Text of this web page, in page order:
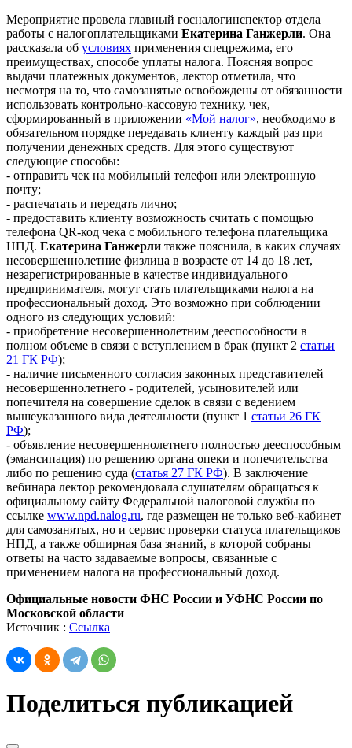
Мероприятие провела главный госналогинспектор отдела
работы с налогоплательщиками Екатерина Ганжерли. Она
рассказала об условиях применения спецрежима, его
преимуществах, способе уплаты налога. Поясняя вопрос
выдачи платежных документов, лектор отметила, что
несмотря на то, что самозанятые освобождены от обязанности
использовать контрольно-кассовую технику, чек,
сформированный в приложении «Мой налог», необходимо в
обязательном порядке передавать клиенту каждый раз при
получении денежных средств. Для этого существуют
следующие способы:
- отправить чек на мобильный телефон или электронную
почту;
- распечатать и передать лично;
- предоставить клиенту возможность считать с помощью
телефона QR-код чека с мобильного телефона плательщика
НПД. Екатерина Ганжерли также пояснила, в каких случаях
несовершеннолетние физлица в возрасте от 14 до 18 лет,
незарегистрированные в качестве индивидуального
предпринимателя, могут стать плательщиками налога на
профессиональный доход. Это возможно при соблюдении
одного из следующих условий:
- приобретение несовершеннолетним дееспособности в
полном объеме в связи с вступлением в брак (пункт 2 статьи
21 ГК РФ);
- наличие письменного согласия законных представителей
несовершеннолетнего - родителей, усыновителей или
попечителя на совершение сделок в связи с ведением
вышеуказанного вида деятельности (пункт 1 статьи 26 ГК
РФ);
- объявление несовершеннолетнего полностью дееспособным
(эмансипация) по решению органа опеки и попечительства
либо по решению суда (статья 27 ГК РФ). В заключение
вебинара лектор рекомендовала слушателям обращаться к
официальному сайту Федеральной налоговой службы по
ссылке www.npd.nalog.ru, где размещен не только веб-кабинет
для самозанятых, но и сервис проверки статуса плательщиков
НПД, а также обширная база знаний, в которой собраны
ответы на часто задаваемые вопросы, связанные с
применением налога на профессиональный доход.
Официальные новости ФНС России и УФНС России по
Московской области
Источник : Ссылка
Поделиться публикацией